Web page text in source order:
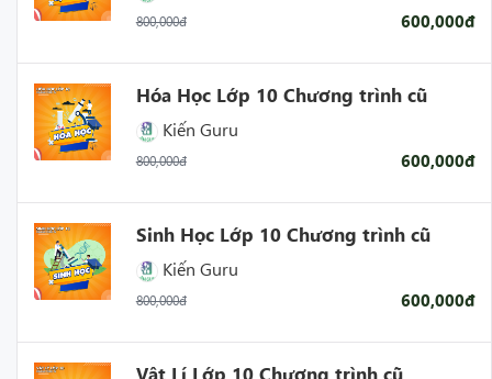
800,000đ 600,000đ
Hóa Học Lớp 10 Chương trình cũ
Kiến Guru
800,000đ 600,000đ
Sinh Học Lớp 10 Chương trình cũ
Kiến Guru
800,000đ 600,000đ
Vật Lí Lớp 10 Chương trình cũ